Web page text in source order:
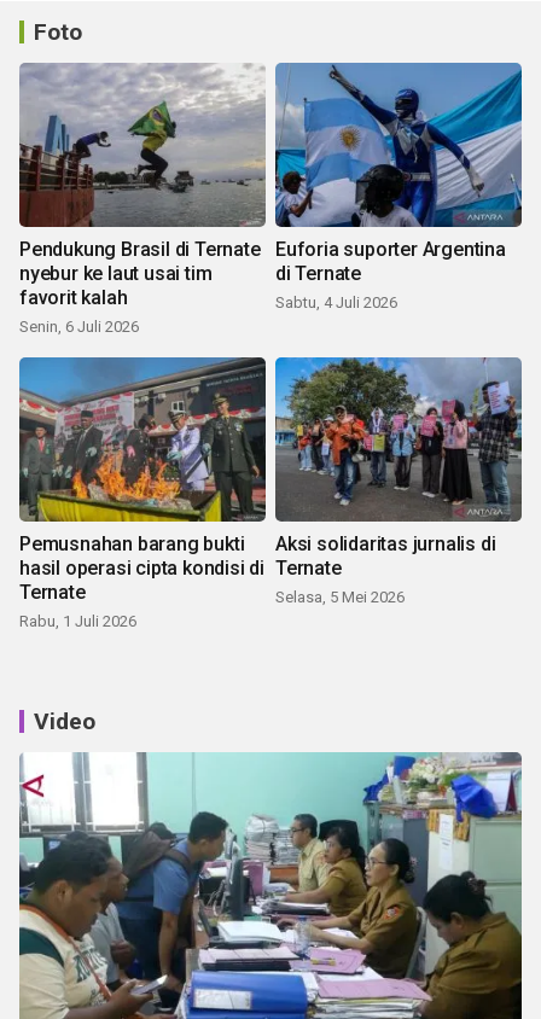
Foto
Pendukung Brasil di Ternate
nyebur ke laut usai tim
favorit kalah
Senin, 6 Juli 2026
Euforia suporter Argentina
di Ternate
Sabtu, 4 Juli 2026
Pemusnahan barang bukti
hasil operasi cipta kondisi di
Ternate
Rabu, 1 Juli 2026
Aksi solidaritas jurnalis di
Ternate
Selasa, 5 Mei 2026
Video